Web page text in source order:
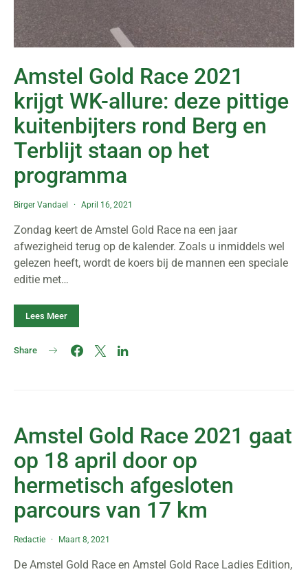
Amstel Gold Race 2021
krijgt WK-allure: deze pittige
kuitenbijters rond Berg en
Terblijt staan op het
programma
Birger Vandael April 16, 2021
Zondag keert de Amstel Gold Race na een jaar
afwezigheid terug op de kalender. Zoals u inmiddels wel
gelezen heeft, wordt de koers bij de mannen een speciale
editie met…
Lees Meer
Share
Amstel Gold Race 2021 gaat
op 18 april door op
hermetisch afgesloten
parcours van 17 km
Redactie Maart 8, 2021
De Amstel Gold Race en Amstel Gold Race Ladies Edition,